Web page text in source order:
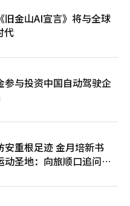
高位。2024年1至3次供应的
，去年4至6次为64.8:1、
时的759:1。 首尔市计
套。此次440余套供应
，并计划在下半年分两次供
住房。※ 本报道经人工智能
旧金山AI宣言》将与全球
代
参与投资中国自动驾驶企
安重根足迹 金月培新书
动圣地：向旅顺口追问历